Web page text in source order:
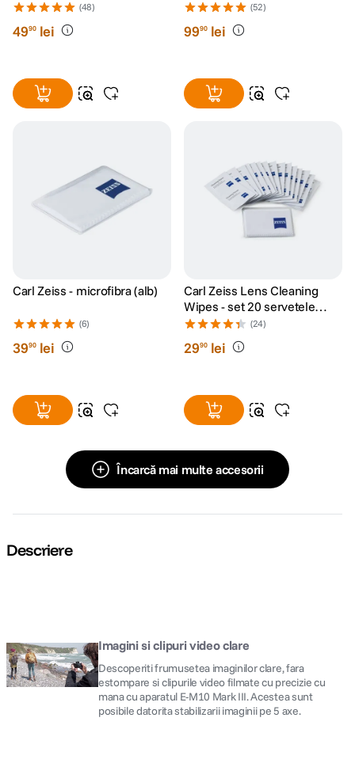
(48)
4990 lei
(52)
9990 lei
Carl Zeiss - microfibra (alb)
(6)
3990 lei
Carl Zeiss Lens Cleaning
Wipes - set 20 servetele
umede
(24)
2990 lei
Încarcă mai multe accesorii
Descriere
Imagini si clipuri video clare
Descoperiti frumusetea imaginilor clare, fara
estompare si clipurile video filmate cu precizie cu
mana cu aparatul E-M10 Mark III. Acestea sunt
posibile datorita stabilizarii imaginii pe 5 axe.